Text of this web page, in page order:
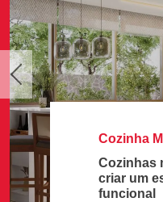
Cozinha
Cozinhas
criar um
funcional
Previous